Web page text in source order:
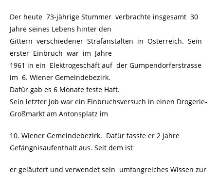
Der heute 73-jährige Stummer verbrachte insgesamt 30
Jahre seines Lebens hinter den
Gittern verschiedener Strafanstalten in Österreich. Sein
erster Einbruch war im Jahre
1961 in ein Elektrogeschäft auf der Gumpendorferstrasse
im 6. Wiener Gemeindebezirk.
Dafür gab es 6 Monate feste Haft.
Sein letzter Job war ein Einbruchsversuch in einen Drogerie-
Großmarkt am Antonsplatz im
10. Wiener Gemeindebezirk. Dafür fasste er 2 Jahre
Gefängnisaufenthalt aus. Seit dem ist
er geläutert und verwendet sein umfangreiches Wissen zur